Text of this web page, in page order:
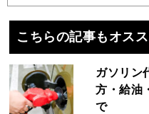
こちらの記事もオス
ガソリン
方・給油
で